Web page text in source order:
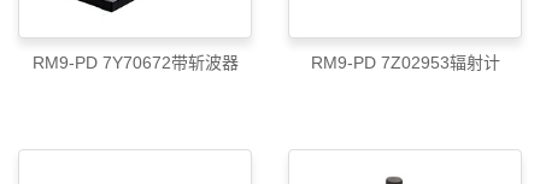
RM9-PD 7Y70672带斩波器 RM9-PD 7Z02953辐射计